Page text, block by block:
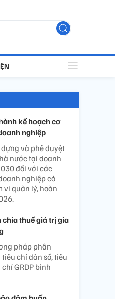
kế hoạch cơ
nghiệp
và phê duyệt
nước tại doanh
đối với các
nghiệp có
vi quản lý, hoàn
chia thuế giá trị gia
pháp phân
chí dân số, tiêu
GRDP bình